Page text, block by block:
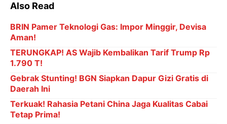
Also Read
BRIN Pamer Teknologi Gas: Impor Minggir, Devisa
Aman!
TERUNGKAP! AS Wajib Kembalikan Tarif Trump Rp
1.790 T!
Gebrak Stunting! BGN Siapkan Dapur Gizi Gratis di
Daerah Ini
Terkuak! Rahasia Petani China Jaga Kualitas Cabai
Tetap Prima!